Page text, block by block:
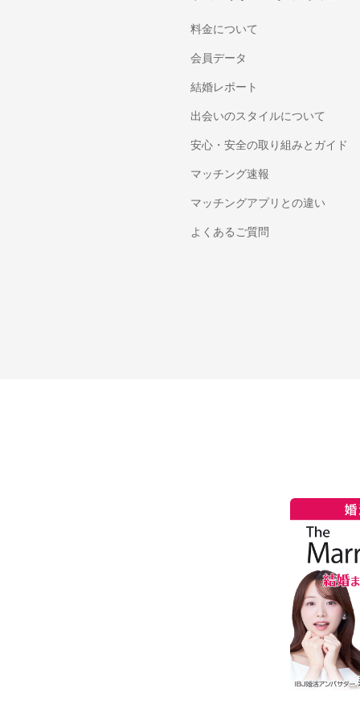
料金について
会員データ
結婚レポート
出会いのスタイルについて
安心・安全の取り組みとガイド
マッチング速報
マッチングアプリとの違い
よくあるご質問